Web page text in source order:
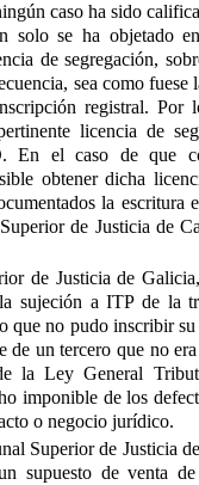
caso ha sido
solo se ha objetado
de segregación,
sea como fuese
registral. Por
licencia de
En el caso de que
obtener dicha
la escritura
de Justicia de
de Justicia de
sujeción aITP de la
que no pudo inscribir
de un tercero que no
Ley General
imponible de los
o negocio jurídico.
Superior de Justicia
supuesto de venta de